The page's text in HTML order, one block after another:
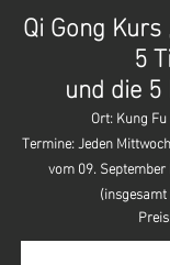
Qi Gong
5
und die
Ort: Kung
Termine: Jeden
vom 09.